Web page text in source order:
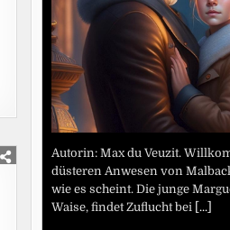
Autorin: Max du Veuzit.
düsteren Anwesen von
wie es scheint. Die junge
Waise, findet Zuflucht bei [...]